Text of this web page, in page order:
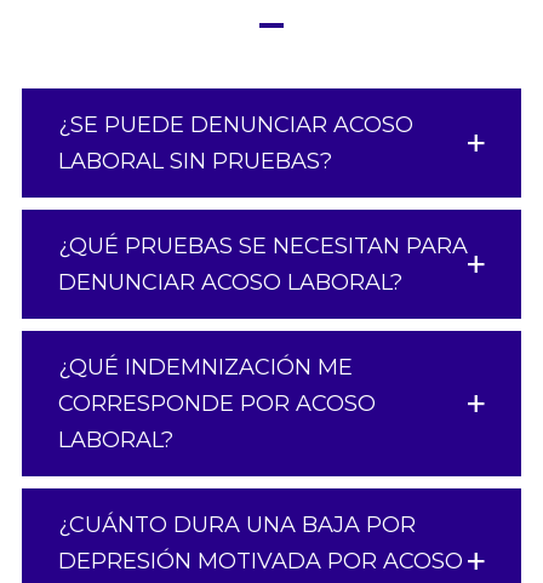
¿SE PUEDE DENUNCIAR ACOSO
LABORAL SIN PRUEBAS?
¿QUÉ PRUEBAS SE NECESITAN PARA
DENUNCIAR ACOSO LABORAL?
¿QUÉ INDEMNIZACIÓN ME
CORRESPONDE POR ACOSO
LABORAL?
¿CUÁNTO DURA UNA BAJA POR
DEPRESIÓN MOTIVADA POR ACOSO